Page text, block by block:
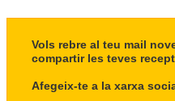
Vols rebre al teu mail
compartir les teves
Afegeix-te a la xarxa